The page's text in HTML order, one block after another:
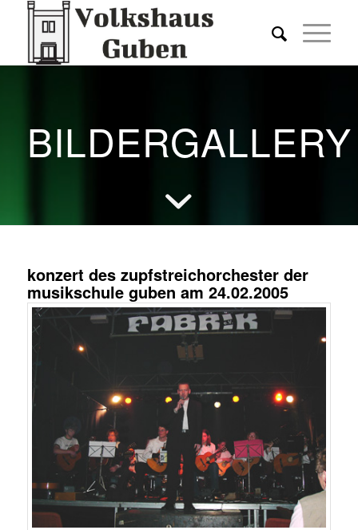
BILDERGALLERY
konzert des zupfstreichorchester der
musikschule guben am 24.02.2005